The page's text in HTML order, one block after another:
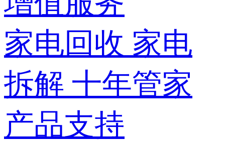
家电回收 家电
拆解 十年管家
产品支持